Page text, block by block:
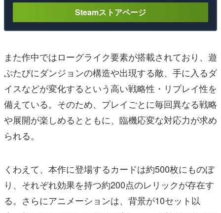
Steamストアページ
また作中ではローグライク要素が搭載されており、遊
ぶたびにダンジョンの構造や出現する敵、手に入るダ
イスなどが変化するという高い戦略性・リプレイ性を
備えている。そのため、プレイごとに毎回異なる戦略
や展開が楽しめるとともに、臨機応変な対応力が求め
られる。
くわえて、本作に登場するカードは約500枚にものぼ
り、それぞれ効果を持つ約200点のレリックが存在す
る。さらにアニメーションは、背景が10セット以